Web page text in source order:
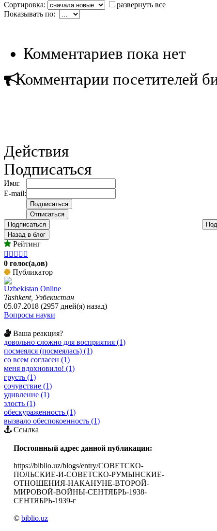
Сортировка:
развернуть все
Показывать по:
Комментариев пока нет
Комментарии посетителей
Действия
Подписаться
Имя:
E-mail:
Подписаться
Назад в блог
Рейтинг
    
0 голос(а,ов)
Публикатор
Uzbekistan Online
Tashkent, Узбекистан
05.07.2018 (2957 дней(я) назад)
Вопросы науки
Ваша реакция?
довольно сложно для восприятия (1)
посмеялся (посмеялась) (1)
со всем согласен (1)
меня вдохновило! (1)
грусть (1)
сочувствие (1)
удивление (1)
злость (1)
обескураженность (1)
вызвало обеспокоенность (1)
Ссылка
Постоянный адрес данной публикации:
https://biblio.uz/blogs/entry/СОВЕТСКО-
ПОЛЬСКИЕ-И-СОВЕТСКО-РУМЫНСКИЕ-
ОТНОШЕНИЯ-НАКАНУНЕ-ВТОРОЙ-
МИРОВОЙ-ВОЙНЫ-СЕНТЯБРЬ-1938-
СЕНТЯБРЬ-1939-г
© biblio.uz